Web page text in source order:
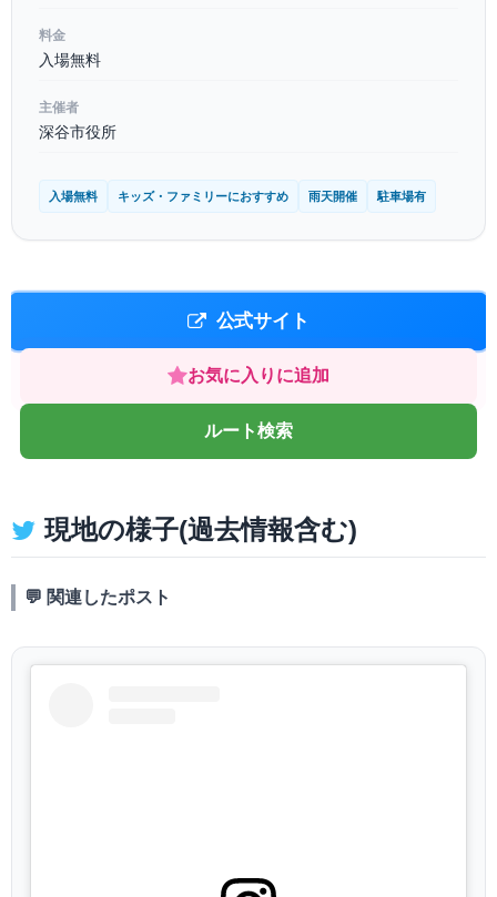
料金
入場無料
主催者
深谷市役所
入場無料 キッズ・ファミリーにおすすめ 雨天開催 駐車場有
公式サイト
お気に入りに追加
ルート検索
現地の様子(過去情報含む)
💬 関連したポスト